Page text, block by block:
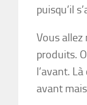
puisqu’il
Vous allez
produits.
l’avant.
avant